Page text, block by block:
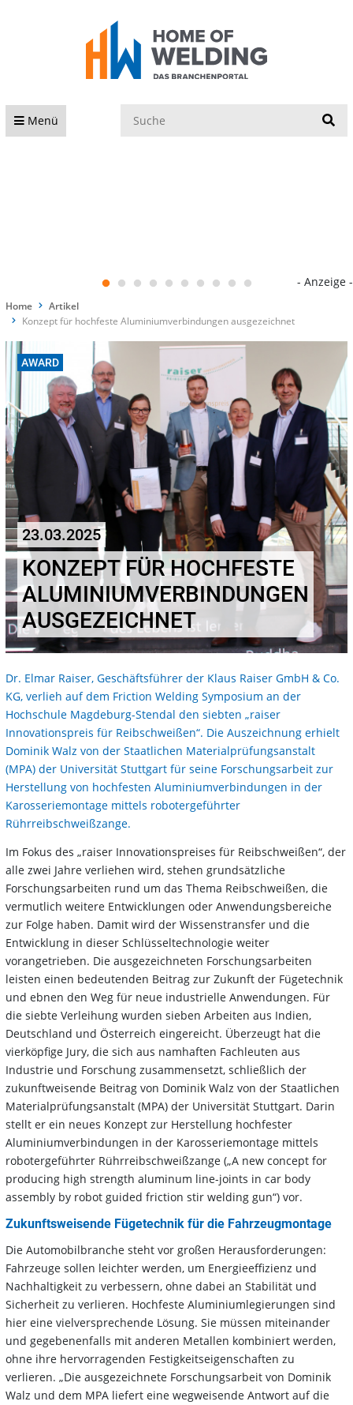
Menü
- Anzeige -
Home
Artikel
Konzept für hochfeste Aluminiumverbindungen ausgezeichnet
AWARD
23.03.2025
KONZEPT FÜR HOCHFESTE
ALUMINIUMVERBINDUNGEN
AUSGEZEICHNET
Dr. Elmar Raiser, Geschäftsführer der Klaus Raiser GmbH & Co.
KG, verlieh auf dem Friction Welding Symposium an der
Hochschule Magdeburg-Stendal den siebten „raiser
Innovationspreis für Reibschweißen“. Die Auszeichnung erhielt
Dominik Walz von der Staatlichen Materialprüfungsanstalt
(MPA) der Universität Stuttgart für seine Forschungsarbeit zur
Herstellung von hochfesten Aluminiumverbindungen in der
Karosseriemontage mittels robotergeführter
Rührreibschweißzange.
Im Fokus des „raiser Innovationspreises für Reibschweißen“, der
alle zwei Jahre verliehen wird, stehen grundsätzliche
Forschungsarbeiten rund um das Thema Reibschweißen, die
vermutlich weitere Entwicklungen oder Anwendungsbereiche
zur Folge haben. Damit wird der Wissenstransfer und die
Entwicklung in dieser Schlüsseltechnologie weiter
vorangetrieben. Die ausgezeichneten Forschungsarbeiten
leisten einen bedeutenden Beitrag zur Zukunft der Fügetechnik
und ebnen den Weg für neue industrielle Anwendungen. Für
die siebte Verleihung wurden sieben Arbeiten aus Indien,
Deutschland und Österreich eingereicht. Überzeugt hat die
vierköpfige Jury, die sich aus namhaften Fachleuten aus
Industrie und Forschung zusammensetzt, schließlich der
zukunftweisende Beitrag von Dominik Walz von der Staatlichen
Materialprüfungsanstalt (MPA) der Universität Stuttgart. Darin
stellt er ein neues Konzept zur Herstellung hochfester
Aluminiumverbindungen in der Karosseriemontage mittels
robotergeführter Rührreibschweißzange („A new concept for
producing high strength aluminum line-joints in car body
assembly by robot guided friction stir welding gun“) vor.
Zukunftsweisende Fügetechnik für die Fahrzeugmontage
Die Automobilbranche steht vor großen Herausforderungen:
Fahrzeuge sollen leichter werden, um Energieeffizienz und
Nachhaltigkeit zu verbessern, ohne dabei an Stabilität und
Sicherheit zu verlieren. Hochfeste Aluminiumlegierungen sind
hier eine vielversprechende Lösung. Sie müssen miteinander
und gegebenenfalls mit anderen Metallen kombiniert werden,
ohne ihre hervorragenden Festigkeitseigenschaften zu
verlieren. „Die ausgezeichnete Forschungsarbeit von Dominik
Walz und dem MPA liefert eine wegweisende Antwort auf die